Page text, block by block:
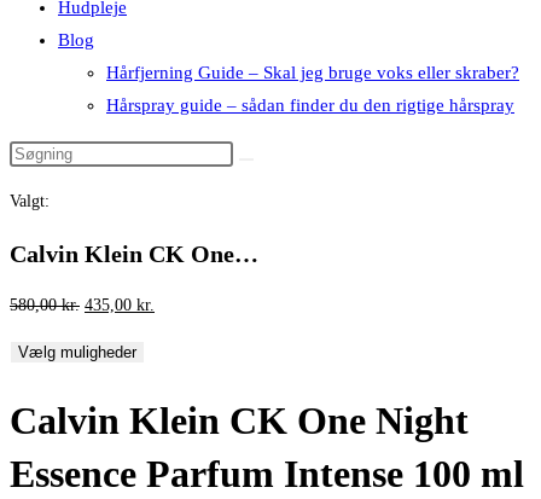
Hudpleje
Blog
Hårfjerning Guide – Skal jeg bruge voks eller skraber?
Hårspray guide – sådan finder du den rigtige hårspray
Valgt:
Calvin Klein CK One…
580,00kr. Den
pris
580,00 kr..
435,00 kr.
435,00 kr..
Vælg muligheder
Calvin Klein CK One Night
Essence Parfum Intense 100 ml